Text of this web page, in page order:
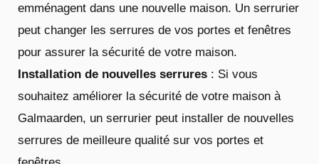
emménagent dans une nouvelle maison. Un serrurier
peut changer les serrures de vos portes et fenêtres
pour assurer la sécurité de votre maison.
Installation de nouvelles serrures : Si vous
souhaitez améliorer la sécurité de votre maison à
Galmaarden, un serrurier peut installer de nouvelles
serrures de meilleure qualité sur vos portes et